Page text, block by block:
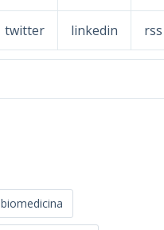
twitter linkedin rss
biomedicina